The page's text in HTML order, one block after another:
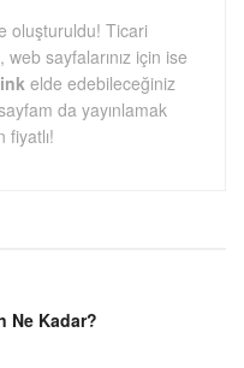
oluşturuldu! Ticari
sayfalarınız için ise
elde edebileceğiniz
da yayınlamak
fiyatlı!
Ne Kadar?